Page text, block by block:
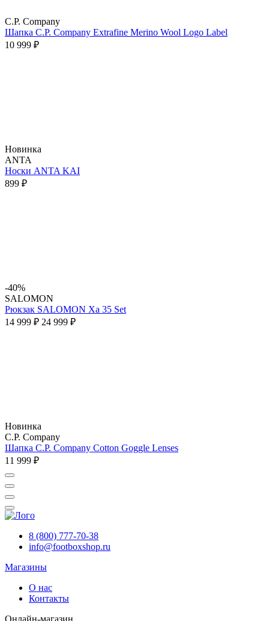
C.P. Company
Шапка C.P. Company Extrafine Merino Wool Logo Label
10 999 ₽
Новинка
ANTA
Носки ANTA KAI
899 ₽
-40%
SALOMON
Рюкзак SALOMON Xa 35 Set
14 999 ₽ 24 999 ₽
Новинка
C.P. Company
Шапка C.P. Company Cotton Goggle Lenses
11 999 ₽
8 (800) 777-70-38
info@footboxshop.ru
Магазины
О нас
Контакты
Онлайн-магазин